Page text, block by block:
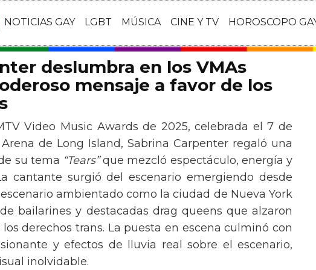
NOTICIAS GAY LGBT MÚSICA CINE Y TV HOROSCOPO
deslumbra en los VMAs
mensaje a favor de los
Video Music Awards de 2025, celebrada el 7 de
de Long Island, Sabrina Carpenter regaló una
su tema “Tears”que mezcló espectáculo, energía y
cantante surgió del escenario emergiendo desde
ambientado como la ciudad de Nueva York
bailarines y destacadas drag queens que alzaron
derechos trans. La puesta en escena culminó con
y efectos de lluvia real sobre el escenario,
inolvidable.